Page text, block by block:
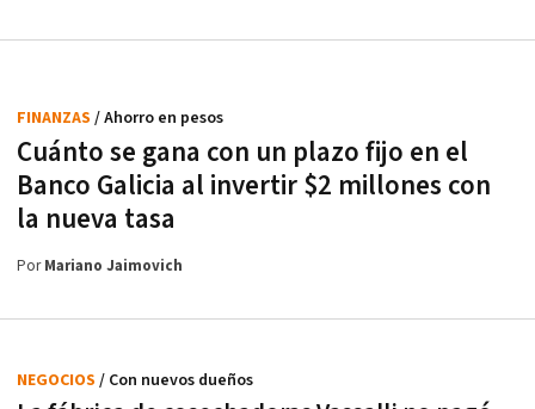
Cuánto se gana con un plazo fijo en el
Banco Galicia al invertir $2 millones con
la nueva tasa
FINANZAS / Ahorro en pesos
PorMariano Jaimovich
NEGOCIOS / Con nuevos dueños